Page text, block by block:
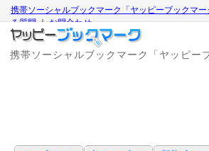
携帯ソーシャルブックマーク「ヤッピーブックマー
る質問｜お問合わせ
携帯ソーシャルブックマーク「ヤッピー